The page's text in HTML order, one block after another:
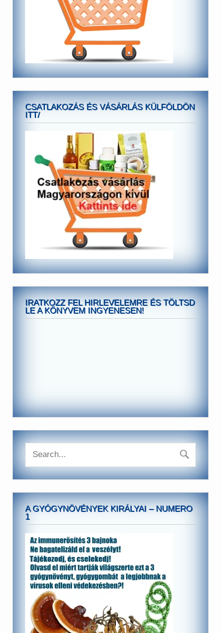
CSATLAKOZÁS ÉS VÁSÁRLÁS KÜLFÖLDÖN
ITT/
IRATKOZZ FEL HIRLEVELEMRE ÉS TÖLTSD
LE A KÖNYVEM INGYENESEN!
A GYÓGYNÖVÉNYEK KIRÁLYAI – NUMERO
1